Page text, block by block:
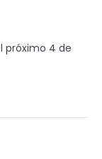
próximo 4 de